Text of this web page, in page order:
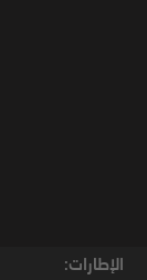
الإطارات: